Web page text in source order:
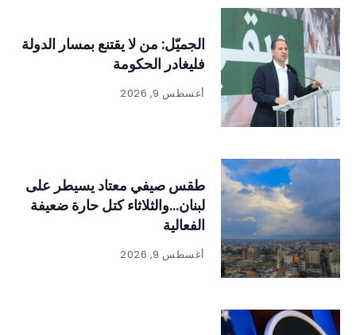
الجميّل: من لا يقتنع بمسار الدولة
فليغادر الحكومة
أغسطس 9, 2026
طقس صيفي معتاد يسيطر على
لبنان…والثلاثاء كتل حارة ضعيفة
الفعالية
أغسطس 9, 2026